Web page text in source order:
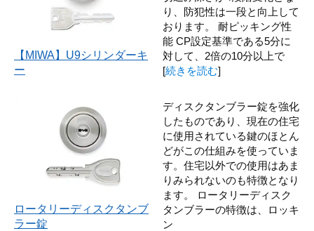
【MIWA】U9シリンダーキ
ー
り、防犯性は一段と向上して
おります。 耐ピッキング性
能 CP設定基準である5分に
対して、2倍の10分以上で
[続きを読む]
ロータリーディスクタンブ
ラー錠
ディスクタンブラー錠を強化
したものであり、現在の住宅
に使用されている鍵のほとん
どがこの仕組みを使っていま
す。住宅以外での使用はあま
りみられないのも特徴となり
ます。 ロータリーディスク
タンブラーの特徴は、ロッキ
ン